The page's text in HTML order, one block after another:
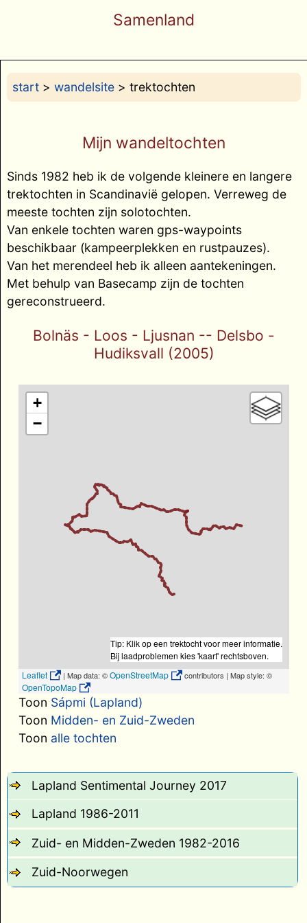
Samenland
start> wandelsite> trektochten
Mijn wandeltochten
Sinds 1982 heb ik de volgende kleinere en langere
trektochten in Scandinavië gelopen. Verreweg de
meeste tochten zijn solotochten.
Van enkele tochten waren gps-waypoints
beschikbaar (kampeerplekken en rustpauzes).
Van het merendeel heb ik alleen aantekeningen.
Met behulp van Basecamp zijn de tochten
gereconstrueerd.
Bolnäs - Loos - Ljusnan -- Delsbo -
Hudiksvall (2005)
+
−
Tip: Klik op een trektocht voor meer informatie.
Bij laadproblemen kies 'kaart' rechtsboven.
Leaflet
| Map data: ©OpenStreetMap contributors | Map style: ©
OpenTopoMap
Toon Sápmi (Lapland)
Toon Midden- en Zuid-Zweden
Toon alle tochten
Lapland Sentimental Journey 2017
Lapland 1986-2011
Zuid- en Midden-Zweden 1982-2016
Zuid-Noorwegen